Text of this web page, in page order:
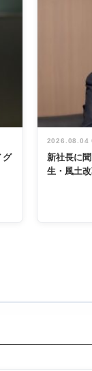
グ
2026.08.04
新社長に
生・風土